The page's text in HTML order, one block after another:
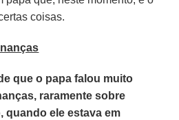
coisas.
que o papa falou muito
raramente sobre
quando ele estava em